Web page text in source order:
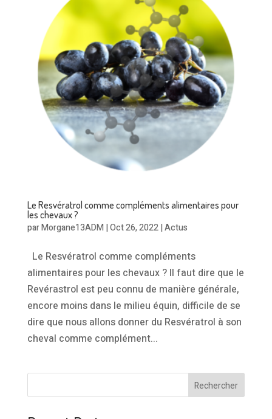
Le Resvératrol comme compléments alimentaires pour
les chevaux ?
parMorgane13ADM |Oct 26, 2022|Actus
Le Resvératrol comme compléments
alimentaires pour les chevaux ? Il faut dire que le
Revérastrol est peu connu de manière générale,
encore moins dans le milieu équin, difficile de se
dire que nous allons donner du Resvératrol à son
cheval comme complément...
Rechercher